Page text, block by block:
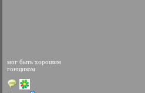
мог быть хорошим
гонщиком